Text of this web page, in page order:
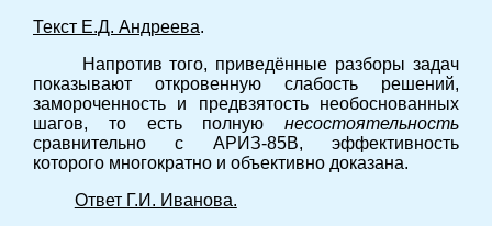
Текст Е.Д. Андреева.
Напротив того, приведённые разборы задач
показывают откровенную слабость решений,
замороченность и предвзятость необоснованных
шагов, то есть полную несостоятельность
сравнительно с АРИЗ-85В, эффективность
которого многократно и объективно доказана.
Ответ Г.И. Иванова.